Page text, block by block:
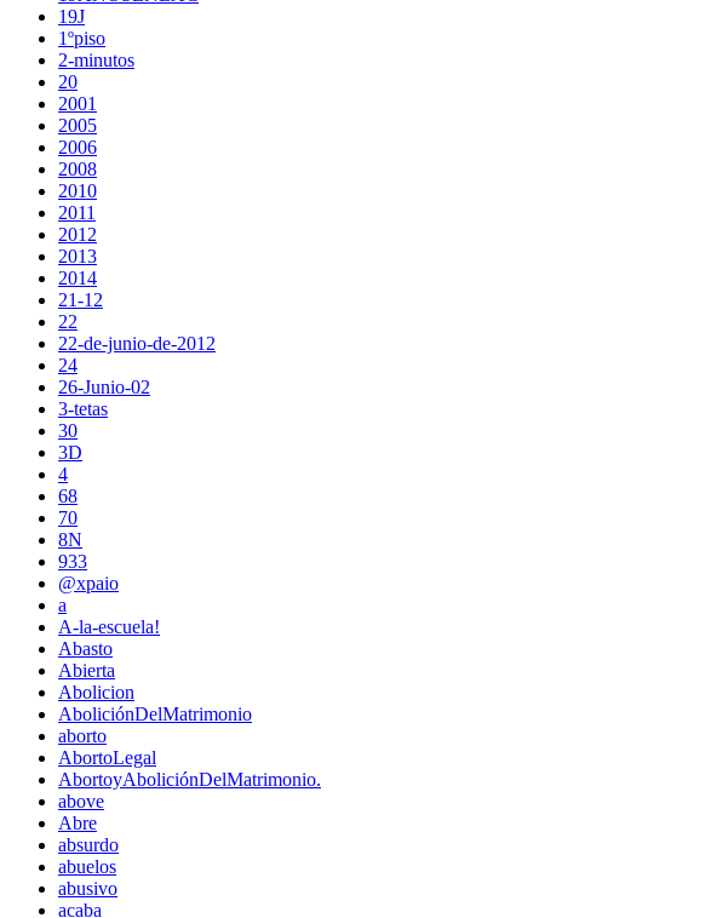
19J
1ºpiso
2-minutos
20
2001
2005
2006
2008
2010
2011
2012
2013
2014
21-12
22
22-de-junio-de-2012
24
26-Junio-02
3-tetas
30
3D
4
68
70
8N
933
@xpaio
a
A-la-escuela!
Abasto
Abierta
Abolicion
AboliciónDelMatrimonio
aborto
AbortoLegal
AbortoyAboliciónDelMatrimonio.
above
Abre
absurdo
abuelos
abusivo
acaba